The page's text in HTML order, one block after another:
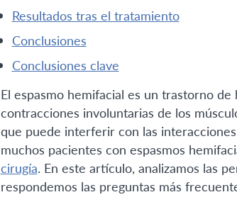
resultados tras el tratamiento
conclusiones
conclusiones clave
El espasmo hemifacial es un trastorno
contracciones involuntarias de los
que puede interferir con las
muchos pacientes con espasmos
cirugía. En este artículo, analizamos las
respondemos las preguntas más